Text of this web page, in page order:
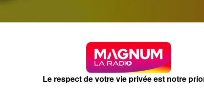
Le respect de votre vie privée est notre